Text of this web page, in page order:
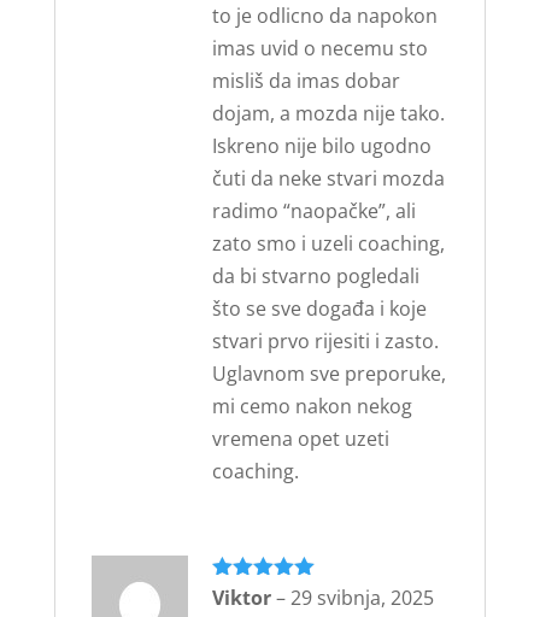
to je odlicno da napokon
imas uvid o necemu sto
misliš da imas dobar
dojam, a mozda nije tako.
Iskreno nije bilo ugodno
čuti da neke stvari mozda
radimo “naopačke”, ali
zato smo i uzeli coaching,
da bi stvarno pogledali
što se sve događa i koje
stvari prvo rijesiti i zasto.
Uglavnom sve preporuke,
mi cemo nakon nekog
vremena opet uzeti
coaching.
Ocijenjeno5
Viktor–29 svibnja, 2025